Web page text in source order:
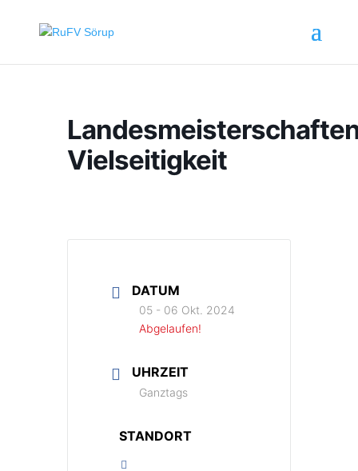
Vielseitigkeit
DATUM
05 - 06 Okt. 2024
Abgelaufen!
UHRZEIT
Ganztags
STANDORT